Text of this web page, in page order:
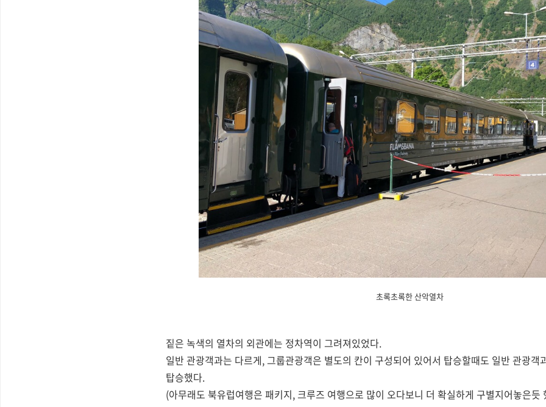
초록초록한 산악열차
짙은 녹색의 열차의 외관에는 정차역이 그려져있었다.
일반 관광객과는 다르게, 그룹관광객은 별도의 칸이 구성되어 있어서 탑승할때도 일반 관광객
탑승했다.
(아무래도 북유럽여행은 패키지, 크루즈 여행으로 많이 오다보니 더 확실하게 구별지어놓은듯